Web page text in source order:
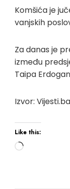
Komšića je
vanjskih
Za danas je
između
Taipa
Izvor: Vijesti.ba
Like this: